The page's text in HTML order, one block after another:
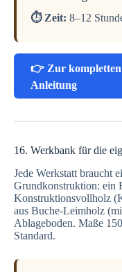
⏱️ Zeit: 8–12
👉 Zur
Anleitung
16. Werkbank für die
Jede Werkstatt braucht
Grundkonstruktion: ein
Konstruktionsvollholz
aus Buche-Leimholz
Ablageboden. Maße
Standard.